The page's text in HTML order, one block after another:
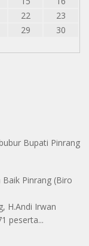
22
23
29
30
Bupati Pinrang
Pinrang (Biro
H.Andi Irwan
peserta...